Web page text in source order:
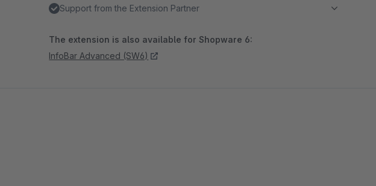
Support from the Extension Partner
The extension is also available for Shopware 6:
InfoBar Advanced (SW6)